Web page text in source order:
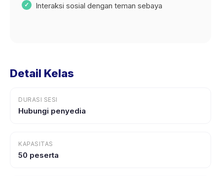
Interaksi sosial dengan teman sebaya
Detail Kelas
DURASI SESI
Hubungi penyedia
KAPASITAS
50 peserta